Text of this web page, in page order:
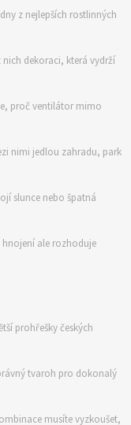
z nejlepších rostlinných
nich dekoraci, která vydrží
proč ventilátor mimo
nimi jedlou zahradu, park
slunce nebo špatná
ale rozhoduje
prohřešky českých
tvaroh pro dokonalý
musíte vyzkoušet,